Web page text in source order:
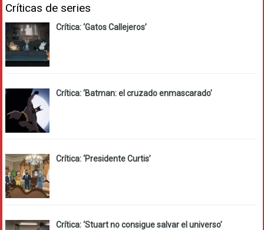
Críticas de series
Crítica: ‘Gatos Callejeros’
Crítica: ‘Batman: el cruzado enmascarado’
Crítica: ‘Presidente Curtis’
Crítica: ‘Stuart no consigue salvar el universo’